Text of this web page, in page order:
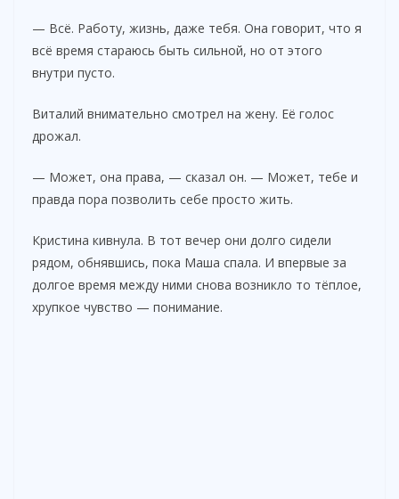
— Всё. Работу, жизнь, даже тебя. Она говорит, что я
всё время стараюсь быть сильной, но от этого
внутри пусто.
Виталий внимательно смотрел на жену. Её голос
дрожал.
— Может, она права, — сказал он. — Может, тебе и
правда пора позволить себе просто жить.
Кристина кивнула. В тот вечер они долго сидели
рядом, обнявшись, пока Маша спала. И впервые за
долгое время между ними снова возникло то тёплое,
хрупкое чувство — понимание.